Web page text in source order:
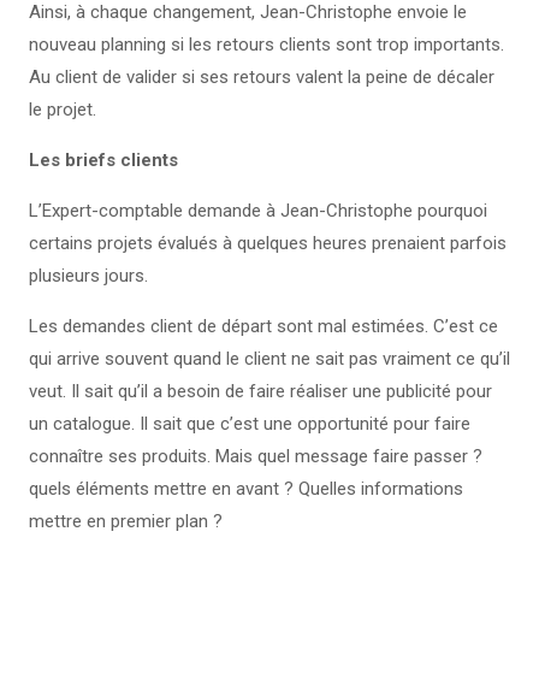
Ainsi, à chaque changement, Jean-Christophe envoie le
nouveau planning si les retours clients sont trop importants.
Au client de valider si ses retours valent la peine de décaler
le projet.
Les briefs clients
L’Expert-comptable demande à Jean-Christophe pourquoi
certains projets évalués à quelques heures prenaient parfois
plusieurs jours.
Les demandes client de départ sont mal estimées. C’est ce
qui arrive souvent quand le client ne sait pas vraiment ce qu’il
veut. Il sait qu’il a besoin de faire réaliser une publicité pour
un catalogue. Il sait que c’est une opportunité pour faire
connaître ses produits. Mais quel message faire passer ?
quels éléments mettre en avant ? Quelles informations
mettre en premier plan ?